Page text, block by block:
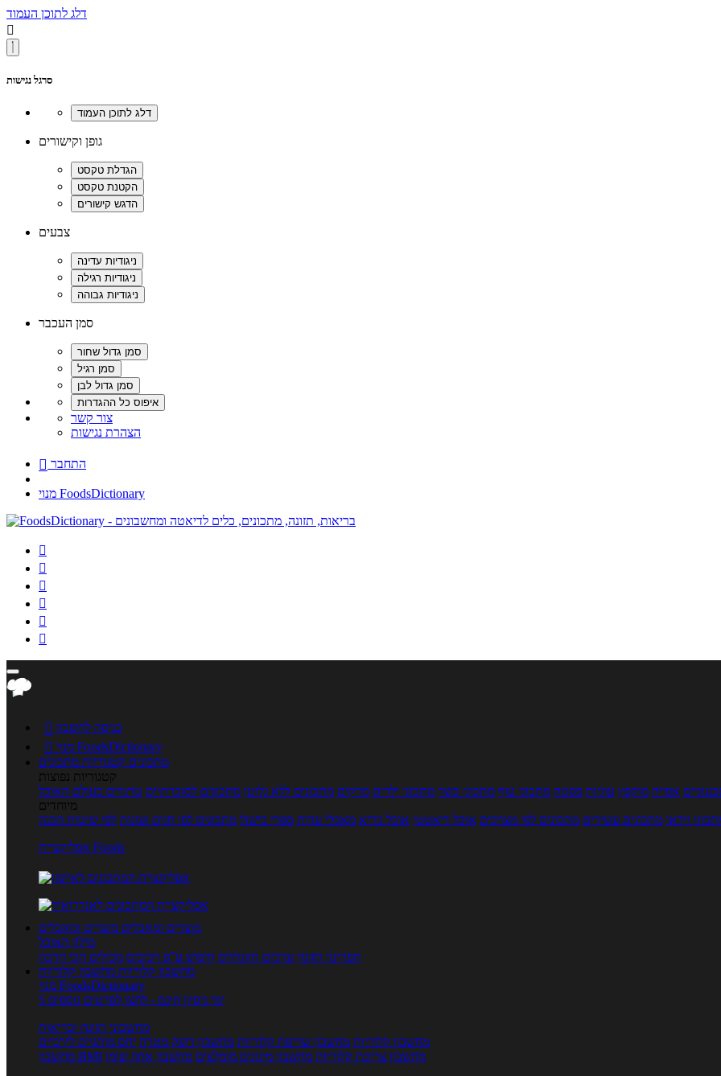
דלג לתוכן העמוד

סרגל נגישות
גופן וקישורים
צבעים
סמן העכבר
צור קשר
הצהרת נגישות
 התחבר
מנוי FoodsDictionary






 כניסה לחשבון

מנוי FoodsDictionary
מתכונים קטגוריות מתכונים
קטגוריות נפוצות
אפייה מוקפץ עוגיות פסטה מתכוני עוף מתכוני בשר מתכוני ילדים מרקים מתכונים ללא גלוטן מתכונים לסוכרתיים טרנדים בעולם האוכל
מיוחדים
וידאו מתכונים עשירים מתכונים לפי מצרכים אוכל דיאטטי אוכל בריא מאכלי עדות ספרי בישול מתכונים לפי חגים ועונות לפי שיטות הכנה
אפליקציית Foods
מוצרים ומאכלים מוצרים ומאכלים
מילון האוכל
תפריטי תזונה ערכים תזונתיים חיפוש ע"פ רכיבים מכילים הכי הרבה
מחשבון קלוריות מחשבון קלוריות
מנוי FoodsDictionary
5 ימי ניסיון חינם - לחצו לפרטים נוספים
מחשבוני תזונה ובריאות
מחשבון קלוריות מחשבון שריפת קלוריות מחשבון דופק מטרה יחס מותניים לירכיים
מחשבון BMI
מחשבון צריכת קלוריות מחשבון מינונים מומלצים מחשבון אחוז שומן